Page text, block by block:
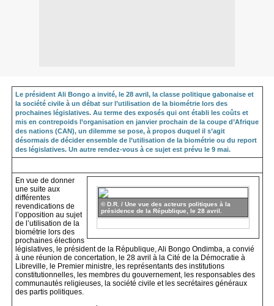
Le président Ali Bongo a invité, le 28 avril, la classe politique gabonaise et
la société civile à un débat sur l’utilisation de la biométrie lors des
prochaines législatives. Au terme des exposés qui ont établi les coûts et
mis en contrepoids l’organisation en janvier prochain de la coupe d’Afrique
des nations (CAN), un dilemme se pose, à propos duquel il s’agit
désormais de décider ensemble de l’utilisation de la biométrie ou du report
des législatives. Un autre rendez-vous à ce sujet est prévu le 9 mai.
© D.R. / Une vue des acteurs politiques à la
présidence de la République, le 28 avril.
En vue de donner
une suite aux
différentes
revendications de
l’opposition au sujet
de l’utilisation de la
biométrie lors des
prochaines élections
législatives, le président de la République, Ali Bongo Ondimba, a convié
à une réunion de concertation, le 28 avril à la Cité de la Démocratie à
Libreville, le Premier ministre, les représentants des institutions
constitutionnelles, les membres du gouvernement, les responsables des
communautés religieuses, la société civile et les secrétaires généraux
des partis politiques.